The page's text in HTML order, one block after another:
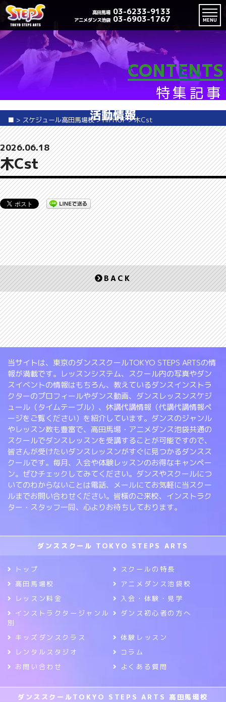
高田馬場 03-6233-9133
アニメダンス池袋 03-6903-1767 MENU
CONTENTS
特集記事
■ > スケジュール高田馬場校>HIPHOP>木Cst
活動情報
2026.06.18
木Cst
BACK
当サイトは、東京のダンススクールTOKYO STEPS ARTSの情
報が満載です。レッスンシステム、スクール内の写真やダン
スイベントの情報はもちろん、教えているダンスインストラ
クターのプロフィールやダンス動画、ダンスレッスンスケジ
ュール（タイムテーブル）、休講代講情報（代講代講情報ペ
ージをご覧ください）を紹介しています。ダンスのジャンル
やレッスン数も豊富で、高田馬場・アニメダンス池袋共通の
スクールでダンスレッスンを受講することが可能ですので、
皆さんが受けたいダンスレッスンがすぐに見つかるダンスス
クールです。毎月、入会や体験レッスンのお得なキャンペー
ン。ぜひチェックしてみてください。ダンスやスクールにつ
いてのわからないことは電話、メールにてお気軽に当スクー
ルまでお問い合わせください。皆様のご来校、インストラク
ター・スタッフ一同、心よりお待ちしております。
ダンススクール TOKYO STEPS ARTS
トップ
スクールの特長
高田馬場校
アニメダンス池袋校
レッスン料金
入会・体験・見学
インストラクタージャンル
別
ダンス初心者の方へ
キッズダンスクラス
体験レッスン
レンタルスタジオ
コラム
お問い合わせ
よくある質問
ダンススクールTOKYO STEPS ARTS 高田馬場校